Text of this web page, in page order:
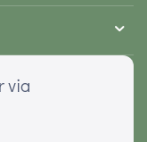
via